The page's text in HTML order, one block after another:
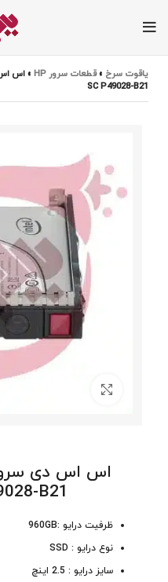
یاقوت سرخ »قطعات سرور HP »
SC P49028-B21
B21
ظرفیت درایو :960GB
نوع درایو : SSD
سایز درایو : 2.5 اینچ